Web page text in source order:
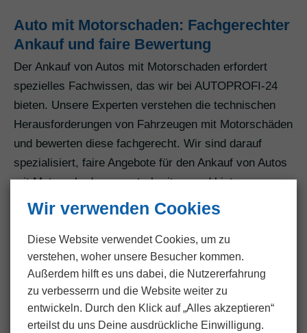
Auto mit Motorschaden: Fachgerechter
Ankauf und faire Bewertung
Der Ankauf von Autos mit Motorschaden erfordert
spezielles Fachwissen, das wir bei AUTOPROFI-24
bieten. Unsere Experten verstehen die technischen
Herausforderungen von Fahrzeugen mit Motorschäden
und bewerten diese fachgerecht. Wir sind darauf
spezialisiert, faire Angebote für den Ankauf von Autos
mit Motorschaden zu unterbreiten, und bieten unseren
Kunden somit eine zuverlässige Lösung für diese
Fahrzeuge mit Unfallschaden:
Transparente Bewertung und faire
Preise
Fahrzeuge mit Unfallschaden sind oft mit
Wir verwenden Cookies
Diese Website verwendet Cookies, um zu
verstehen, woher unsere Besucher kommen.
Außerdem hilft es uns dabei, die Nutzer­erfahrung
zu verbesserrn und die Website weiter zu
entwickeln. Durch den Klick auf „Alles akzeptieren“
erteilst du uns Deine ausdrückliche Einwilligung.